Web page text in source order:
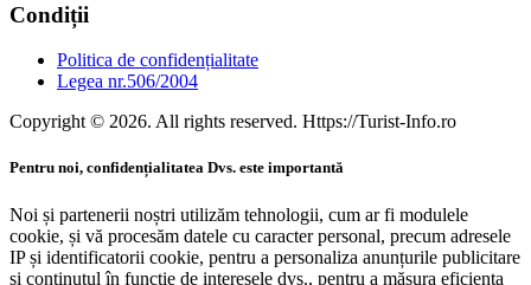
Condiții
Politica de confidențialitate
Legea nr.506/2004
Copyright © 2026. All rights reserved. Https://Turist-Info.ro
Pentru noi, confidențialitatea Dvs. este importantă
Noi și partenerii noștri utilizăm tehnologii, cum ar fi modulele
cookie, și vă procesăm datele cu caracter personal, precum adresele
IP și identificatorii cookie, pentru a personaliza anunțurile publicitare
și conținutul în funcție de interesele dvs., pentru a măsura eficiența